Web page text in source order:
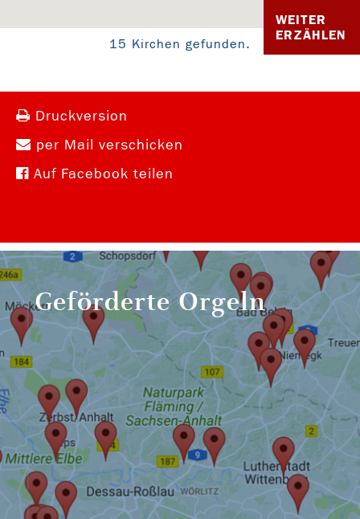
WEITER
ERZÄHLEN
15 Kirchen gefunden.
Druckversion
per Mail verschicken
Auf Facebook teilen
Geförderte Orgeln